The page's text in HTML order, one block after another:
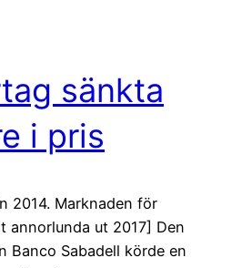
sänkta
i pris
2014. Marknaden för
annorlunda ut 2017] Den
Banco Sabadell körde en